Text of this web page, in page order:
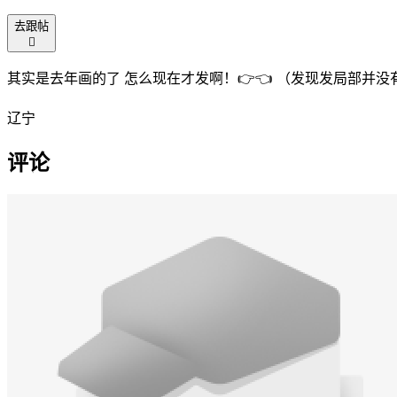
去跟帖

其实是去年画的了 怎么现在才发啊！👉👈 （发现发局部并没
辽宁
评论